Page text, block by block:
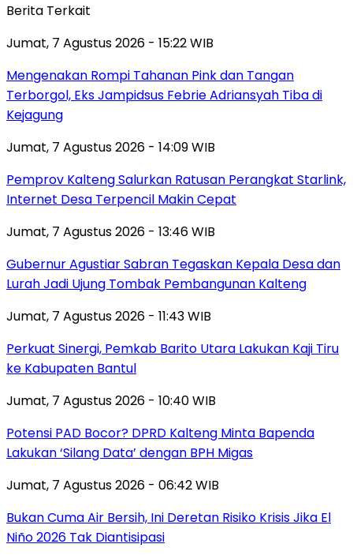
Berita Terkait
Jumat, 7 Agustus 2026 - 15:22 WIB
Mengenakan Rompi Tahanan Pink dan Tangan
Terborgol, Eks Jampidsus Febrie Adriansyah Tiba di
Kejagung
Jumat, 7 Agustus 2026 - 14:09 WIB
Pemprov Kalteng Salurkan Ratusan Perangkat Starlink,
Internet Desa Terpencil Makin Cepat
Jumat, 7 Agustus 2026 - 13:46 WIB
Gubernur Agustiar Sabran Tegaskan Kepala Desa dan
Lurah Jadi Ujung Tombak Pembangunan Kalteng
Jumat, 7 Agustus 2026 - 11:43 WIB
Perkuat Sinergi, Pemkab Barito Utara Lakukan Kaji Tiru
ke Kabupaten Bantul
Jumat, 7 Agustus 2026 - 10:40 WIB
Potensi PAD Bocor? DPRD Kalteng Minta Bapenda
Lakukan ‘Silang Data’ dengan BPH Migas
Jumat, 7 Agustus 2026 - 06:42 WIB
Bukan Cuma Air Bersih, Ini Deretan Risiko Krisis Jika El
Niño 2026 Tak Diantisipasi